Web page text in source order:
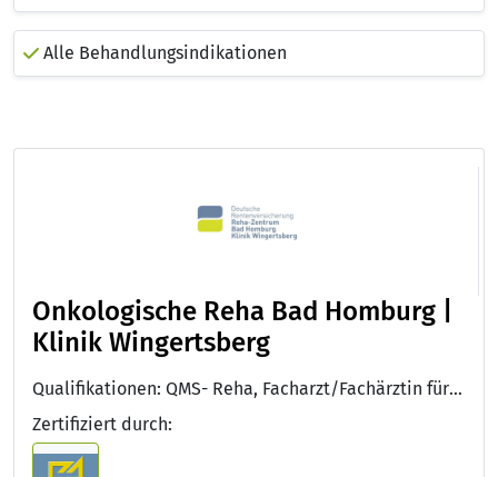
Alle Behandlungsindikationen
Onkologische Reha Bad Homburg |
Klinik Wingertsberg
Qualifikationen: QMS- Reha, Facharzt/Fachärztin für Innere Medizin, Facharzt/Fachärztin für Innere Medizin und Hämatologie und Onkologie, Auszeichnung Sozialmedizinische Exzellenz des DRV Bund, DGE-Qualitätsstandard für die Verpflegung in Kliniken, Zusatz-Weiterbildung: Sozialmedizin, European Certification on Medical Oncology
Zertifiziert durch: